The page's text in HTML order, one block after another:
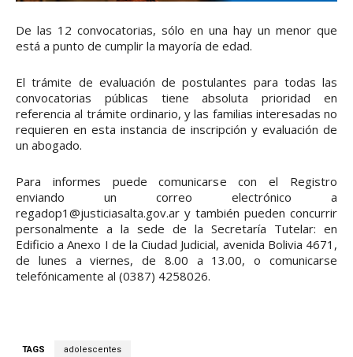
De las 12 convocatorias, sólo en una hay un menor que
está a punto de cumplir la mayoría de edad.
El trámite de evaluación de postulantes para todas las
convocatorias públicas tiene absoluta prioridad en
referencia al trámite ordinario, y las familias interesadas no
requieren en esta instancia de inscripción y evaluación de
un abogado.
Para informes puede comunicarse con el Registro
enviando un correo electrónico a
regadop1@justiciasalta.gov.ar y también pueden concurrir
personalmente a la sede de la Secretaría Tutelar: en
Edificio a Anexo I de la Ciudad Judicial, avenida Bolivia 4671,
de lunes a viernes, de 8.00 a 13.00, o comunicarse
telefónicamente al (0387) 4258026.
TAGS adolescentes